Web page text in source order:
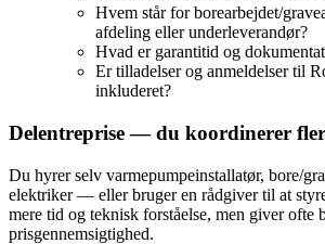
Hvem står for borearbejdet/
afdeling eller underleverandør?
Hvad er garantitid og
Er tilladelser og anmeldelser til
inkluderet?
Delentreprise — du koordinerer
Du hyrer selv varmepumpeinstallatør, bore/
elektriker — eller bruger en rådgiver til at
mere tid og teknisk forståelse, men giver ofte
prisgennemsigtighed.